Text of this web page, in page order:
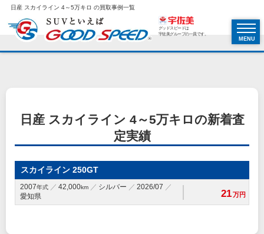
日産 スカイライン 4～5万キロ の買取事例一覧
グッドスピードは
宇佐美グループの一員です。
MENU
日産 スカイライン 4～5万キロの新着査
定実績
スカイライン 250GT
2007年式 42,000km シルバー
2026/07
愛知県
21万円